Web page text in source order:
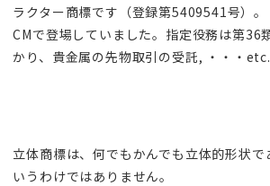
ラクター商標です（登録第5409541号）。
CMで登場していました。指定役務は第36
かり、貴金属の先物取引の受託, ・・・etc.
立体商標は、何でもかんでも立体的形状で
いうわけではありません。